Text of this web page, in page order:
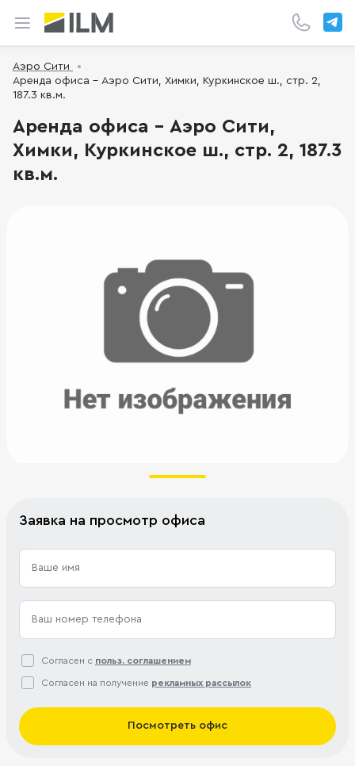
Аэро Сити
Аренда офиса - Аэро Сити, Химки, Куркинское ш., стр. 2,
187.3 кв.м.
Аренда офиса - Аэро Сити,
Химки, Куркинское ш., стр. 2, 187.3
кв.м.
Заявка на просмотр офиса
Согласен с польз. соглашением
Согласен на получение рекламных рассылок
Посмотреть офис